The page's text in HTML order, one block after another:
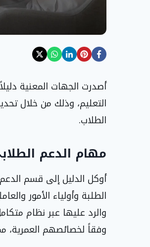
أصدرت الجهات المعنية
التعليم، وذلك من خلال
الطلاب.
مهام الدعم
أوكل الدليل إلى قسم
الطلبة وأولياء الأمور
والرد عليها عبر نظام
وفقاً لخصائصهم العمرية،